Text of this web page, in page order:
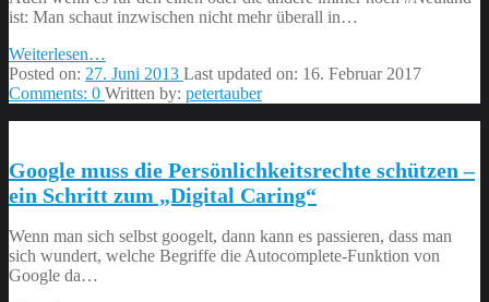
war”
ist: Man schaut inzwischen nicht mehr überall in…
Weiterlesen
Verordnung:
Wie
Deutschland
sichern”
…
Posted on: 27. Juni 2013 Last updated on: 16. Februar 2017
Comments: 0 Written by: petertauber
Google muss die Persönlichkeitsrechte schützen –
ein Schritt zum „Digital Caring“
Wenn man sich selbst googelt, dann kann es passieren, dass man
sich wundert, welche Begriffe die Autocomplete-Funktion von
Google da…